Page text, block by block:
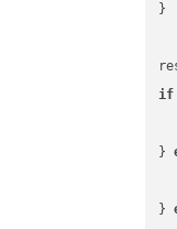
}
if
}
}